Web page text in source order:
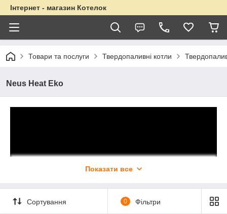
Інтернет - магазин Котелок
Товари та послуги Твердопаливні котли
Neus Heat Eko
Показати все
Сортування 0 Фільтри